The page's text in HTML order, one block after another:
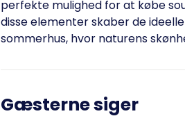
perfekte mulighed for at købe
disse elementer skaber de
sommerhus, hvor naturens
Gæsterne siger